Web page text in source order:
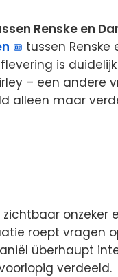
Renske en
tussen Renske
is
– een andere
alleen maar
zichtbaar
roept vragen
überhaupt
verdeeld.